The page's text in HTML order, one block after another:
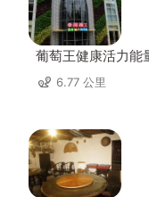
葡萄王健康活力能
6.77 公里